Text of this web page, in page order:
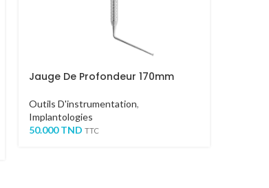
Jauge De Profondeur 170mm
Outils D'instrumentation,
Implantologies
50.000TND TTC